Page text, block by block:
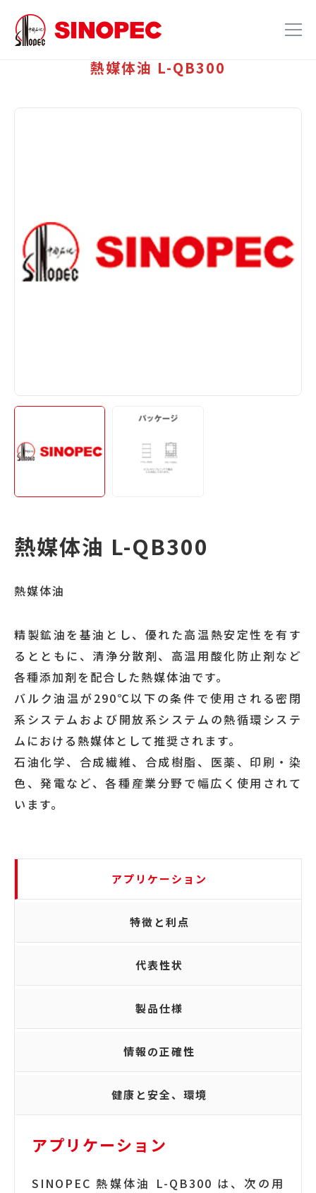
JP EN
熱媒体油 L-QB300
熱媒体油 L-QB300
熱媒体油
精製鉱油を基油とし、優れた高温熱安定性を有す
るとともに、清浄分散剤、高温用酸化防止剤など
各種添加剤を配合した熱媒体油です。
バルク油温が290℃以下の条件で使用される密閉
系システムおよび開放系システムの熱循環システ
ムにおける熱媒体として推奨されます。
石油化学、合成繊維、合成樹脂、医薬、印刷・染
色、発電など、各種産業分野で幅広く使用されて
います。
アプリケーション
特徴と利点
代表性状
製品仕様
情報の正確性
健康と安全、環境
アプリケーション
SINOPEC 熱媒体油 L-QB300 は、次の用